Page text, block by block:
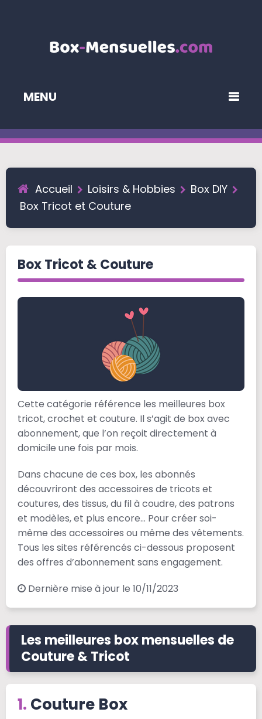
MENU
Accueil Loisirs & Hobbies
Box DIY
Box Tricot et Couture
Box Tricot & Couture
Cette catégorie référence les meilleures box
tricot, crochet et couture. Il s’agit de box avec
abonnement, que l’on reçoit directement à
domicile une fois par mois.
Dans chacune de ces box, les abonnés
découvriront des accessoires de tricots et
coutures, des tissus, du fil à coudre, des patrons
et modèles, et plus encore… Pour créer soi-
même des accessoires ou même des vêtements.
Tous les sites référencés ci-dessous proposent
des offres d’abonnement sans engagement.
Dernière mise à jour le 10/11/2023
Les meilleures box mensuelles de
Couture & Tricot
Couture Box